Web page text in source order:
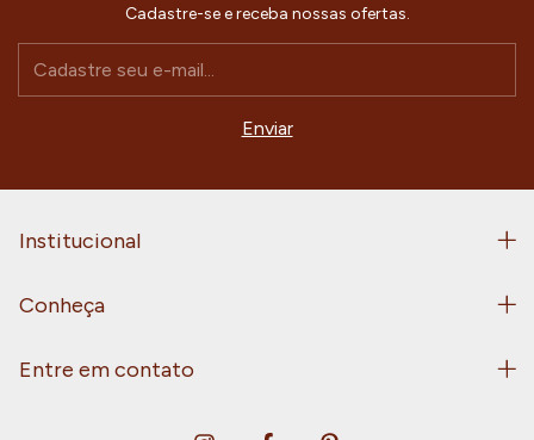
Cadastre-se e receba nossas ofertas.
Institucional
Conheça
Entre em contato